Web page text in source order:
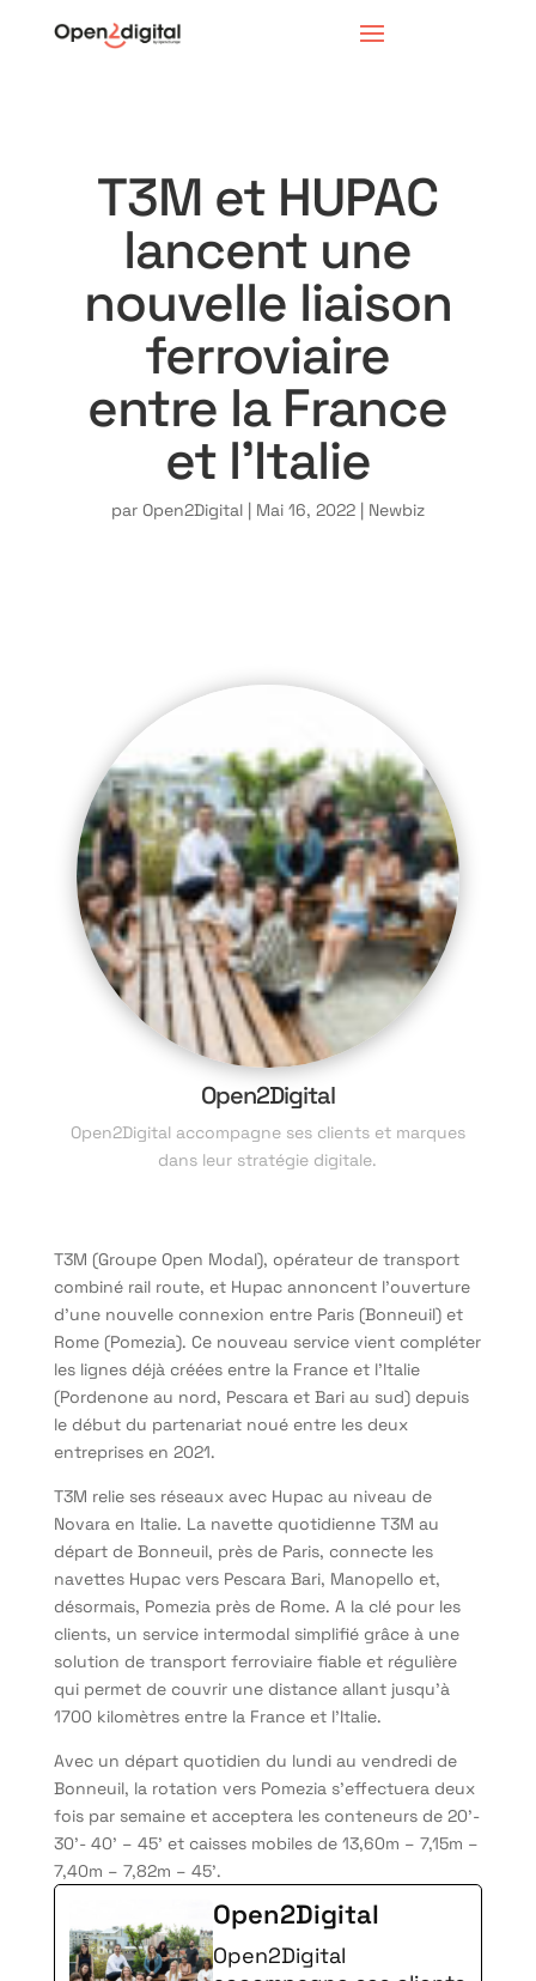
T3M et HUPAC
lancent une
nouvelle liaison
ferroviaire
entre la France
et l’Italie
par Open2Digital| Mai 16, 2022| Newbiz
Open2Digital
Open2Digital accompagne ses clients et marques
dans leur stratégie digitale.
T3M (Groupe Open Modal), opérateur de transport
combiné rail route, et Hupac annoncent l’ouverture
d’une nouvelle connexion entre Paris (Bonneuil) et
Rome (Pomezia). Ce nouveau service vient compléter
les lignes déjà créées entre la France et l’Italie
(Pordenone au nord, Pescara et Bari au sud) depuis
le début du partenariat noué entre les deux
entreprises en 2021.
T3M relie ses réseaux avec Hupac au niveau de
Novara en Italie. La navette quotidienne T3M au
départ de Bonneuil, près de Paris, connecte les
navettes Hupac vers Pescara Bari, Manopello et,
désormais, Pomezia près de Rome. A la clé pour les
clients, un service intermodal simplifié grâce à une
solution de transport ferroviaire fiable et régulière
qui permet de couvrir une distance allant jusqu’à
1700 kilomètres entre la France et l’Italie.
Avec un départ quotidien du lundi au vendredi de
Bonneuil, la rotation vers Pomezia s’effectuera deux
fois par semaine et acceptera les conteneurs de 20’-
30’- 40’ – 45’ et caisses mobiles de 13,60m – 7,15m –
7,40m – 7,82m – 45’.
Open2Digital
Open2Digital